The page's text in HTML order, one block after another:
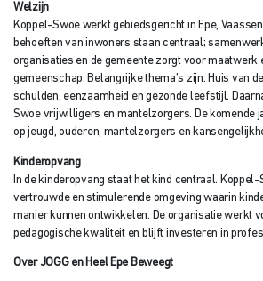
Welzijn
Koppel-Swoe werkt gebiedsgericht in Epe,
behoeften van inwoners staan centraal;
organisaties en de gemeente zorgt voor maatwerk
gemeenschap. Belangrijke thema’s zijn: Huis van
schulden, eenzaamheid en gezonde leefstijl.
Swoe vrijwilligers en mantelzorgers. De komende
op jeugd, ouderen, mantelzorgers en
Kinderopvang
In de kinderopvang staat het kind centraal.
vertrouwde en stimulerende omgeving waarin
manier kunnen ontwikkelen. De organisatie werkt
pedagogische kwaliteit en blijft investeren in
OverJOGG en Heel Epe Beweegt